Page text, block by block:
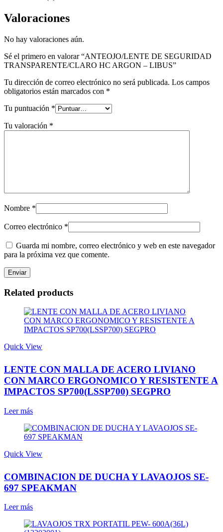
Valoraciones
No hay valoraciones aún.
Sé el primero en valorar “ANTEOJO/LENTE DE SEGURIDAD
TRANSPARENTE/CLARO HC ARGON – LIBUS”
Tu dirección de correo electrónico no será publicada. Los campos
obligatorios están marcados con *
Tu puntuación *
Tu valoración *
Nombre *
Correo electrónico *
Guarda mi nombre, correo electrónico y web en este navegador
para la próxima vez que comente.
Related products
Quick View
LENTE CON MALLA DE ACERO LIVIANO
CON MARCO ERGONOMICO Y RESISTENTE A
IMPACTOS SP700(LSSP700) SEGPRO
Leer más
Quick View
COMBINACION DE DUCHA Y LAVAOJOS SE-
697 SPEAKMAN
Leer más